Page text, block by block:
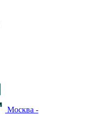
Москва -